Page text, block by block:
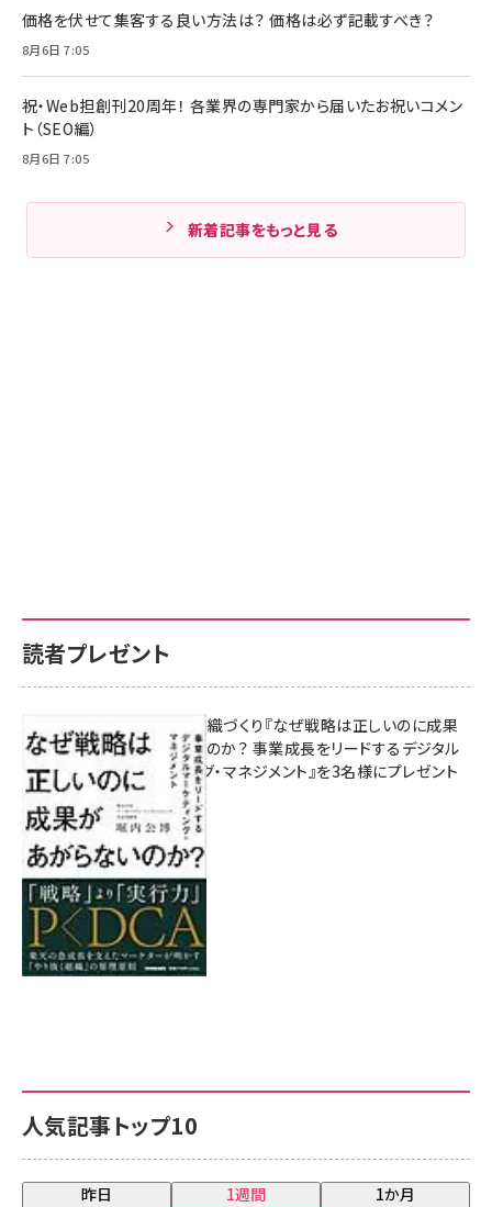
価格を伏せて集客する良い方法は？ 価格は必ず記載すべき？
8月6日 7:05
祝・Web担創刊20周年！ 各業界の専門家から届いたお祝いコメン
ト（SEO編）
8月6日 7:05
新着記事をもっと見る
人気記事トップ10
昨日 1週間 1か月
読者プレゼント
成果を生む組織づくり『なぜ戦略は正しいのに成果
があがらないのか？ 事業成長をリードするデジタル
マーケティング・マネジメント』を3名様にプレゼント
8月7日 10:00